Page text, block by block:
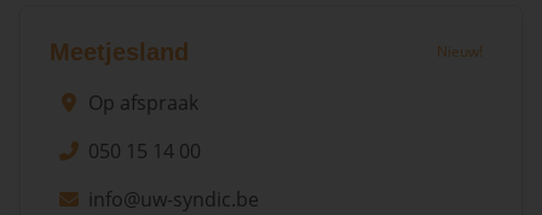
Meetjesland Nieuw!
Op afspraak
050 15 14 00
info@uw-syndic.be